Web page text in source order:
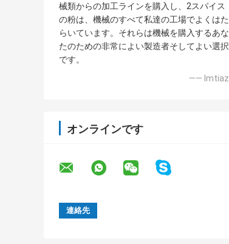
械類からの加工ラインを購入し、2スパイス
の粉は、機械のすべて私達の工場でよくはた
らいています。それらは機械を購入するあな
たのための非常によい製造者そしてよい選択
です。
—— Imtiaz
オンラインです